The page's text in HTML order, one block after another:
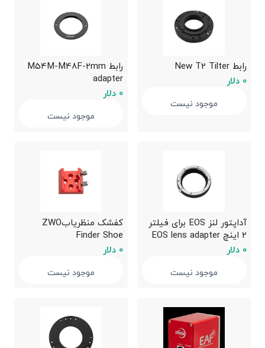
رابط New T2 Tilter
0 دلار
موجود نیست
رابط M54M-M48F-2mm
adapter
0 دلار
موجود نیست
آداپتور لنز EOS برای فیلتر
2 اینچ EOS lens adapter
for 2″ Filter wheel
0 دلار
موجود نیست
کفشک منظریابZWO
Finder Shoe
0 دلار
موجود نیست